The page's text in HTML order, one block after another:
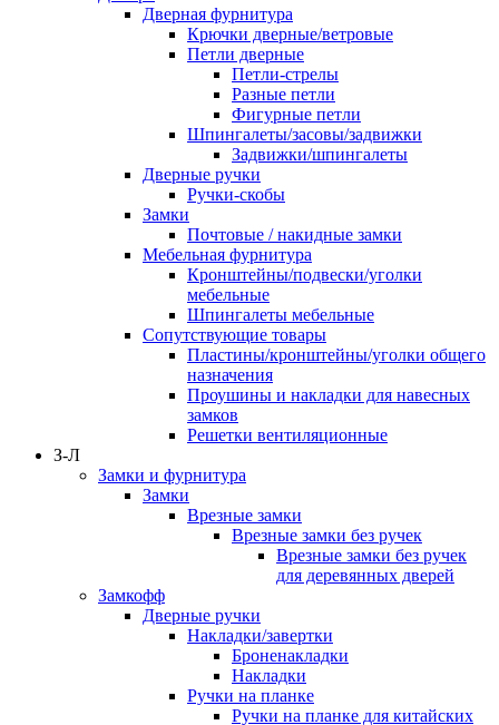
Дверная фурнитура
Крючки дверные/ветровые
Петли дверные
Петли-стрелы
Разные петли
Фигурные петли
Шпингалеты/засовы/задвижки
Задвижки/шпингалеты
Дверные ручки
Ручки-скобы
Замки
Почтовые / накидные замки
Мебельная фурнитура
Кронштейны/подвески/уголки
мебельные
Шпингалеты мебельные
Сопутствующие товары
Пластины/кронштейны/уголки общего
назначения
Проушины и накладки для навесных
замков
Решетки вентиляционные
З-Л
Замки и фурнитура
Замки
Врезные замки
Врезные замки без ручек
Врезные замки без ручек
для деревянных дверей
Замкофф
Дверные ручки
Накладки/завертки
Броненакладки
Накладки
Ручки на планке
Ручки на планке для китайских